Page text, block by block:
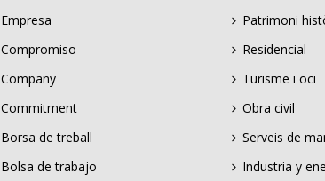
Empresa
Compromiso
Company
Commitment
Borsa de treball
Bolsa de trabajo
Patrimoni
Residencial
Turisme i oci
Obra civil
Serveis de
Industria y